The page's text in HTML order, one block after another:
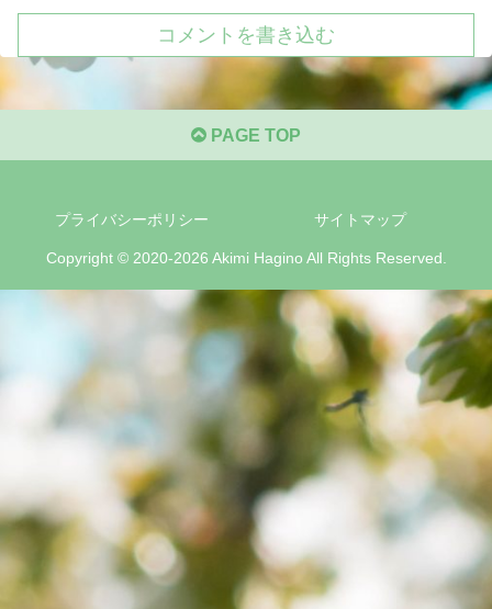
コメントを書き込む
PAGE TOP
プライバシーポリシー サイトマップ
Copyright © 2020-2026 Akimi Hagino All Rights Reserved.